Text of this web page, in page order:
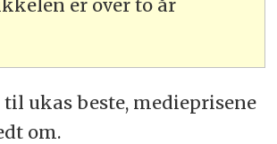
er over to år
ukas beste, medieprisene
om.